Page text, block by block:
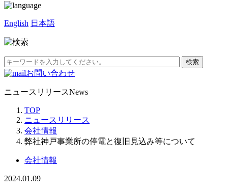
English 日本語
お問い合わせ
ニュースリリースNews
TOP
ニュースリリース
会社情報
弊社神戸事業所の停電と復旧見込み等について
会社情報
2024.01.09